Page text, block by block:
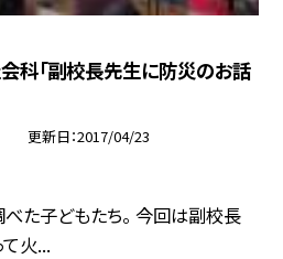
会科「副校長先生に防災のお話
更新日 2017/04/23
た子どもたち。 今回は副校長
火...